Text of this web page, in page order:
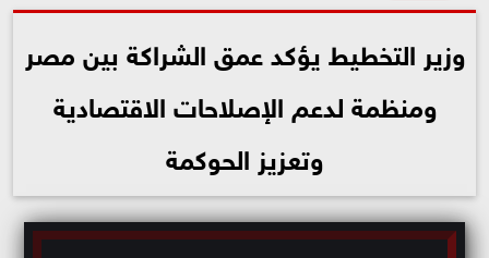
وزير التخطيط يؤكد عمق الشراكة بين مصر
ومنظمة لدعم الإصلاحات الاقتصادية
وتعزيز الحوكمة